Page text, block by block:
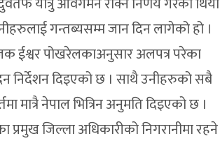
गन्तब्यसम्म जान दिन लागेको हो ।
ईश्वर पोखरेलकाअनुसार अलपत्र परेका
निर्देशन दिइएको छ । साथै उनीहरुको सबै
मात्रै नेपाल भित्रिन अनुमति दिइएको छ ।
जिल्ला अधिकारीको निगरानीमा रहने